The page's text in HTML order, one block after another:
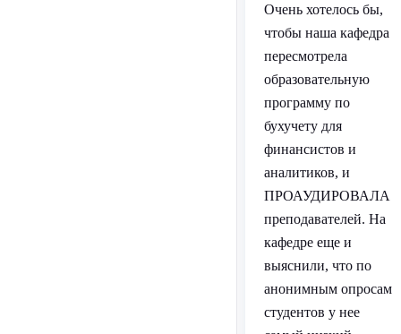
Очень хотелось бы,
чтобы наша кафедра
пересмотрела
образовательную
программу по
бухучету для
финансистов и
аналитиков, и
ПРОАУДИРОВАЛА
преподавателей. На
кафедре еще и
выяснили, что по
анонимным опросам
студентов у нее